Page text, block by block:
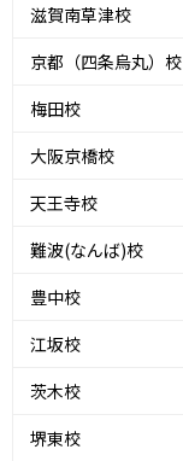
滋賀南草津校
京都（四条烏丸）校
梅田校
大阪京橋校
天王寺校
難波(なんば)校
豊中校
江坂校
茨木校
堺東校